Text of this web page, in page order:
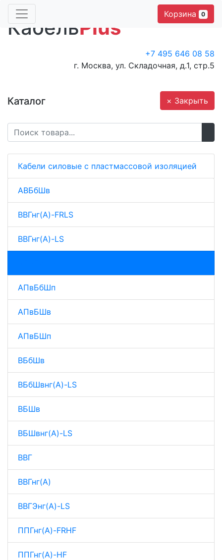
Корзина 0
КабельPlus
+7 495 646 08 58
г. Москва, ул. Складочная, д.1, стр.5
× Закрыть
Каталог
Кабели силовые с пластмассовой изоляцией
АВБбШв
ВВГнг(A)-FRLS
ВВГнг(A)-LS
АПвБбШп
АПвБШв
АПвБШп
ВБбШв
ВБбШвнг(A)-LS
ВБШв
ВБШвнг(A)-LS
ВВГ
ВВГнг(A)
ВВГЭнг(A)-LS
ППГнг(A)-FRHF
ППГнг(A)-HF